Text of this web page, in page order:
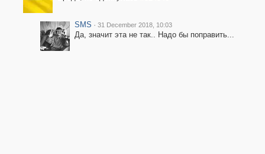
SMS · 31 December 2018, 10:03
Да, значит эта не так.. Надо бы поправить...